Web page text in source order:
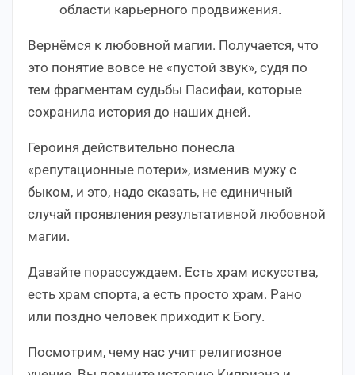
области карьерного продвижения.
Вернёмся к любовной магии. Получается, что
это понятие вовсе не «пустой звук», судя по
тем фрагментам судьбы Пасифаи, которые
сохранила история до наших дней.
Героиня действительно понесла
«репутационные потери», изменив мужу с
быком, и это, надо сказать, не единичный
случай проявления результативной любовной
магии.
Давайте порассуждаем. Есть храм искусства,
есть храм спорта, а есть просто храм. Рано
или поздно человек приходит к Богу.
Посмотрим, чему нас учит религиозное